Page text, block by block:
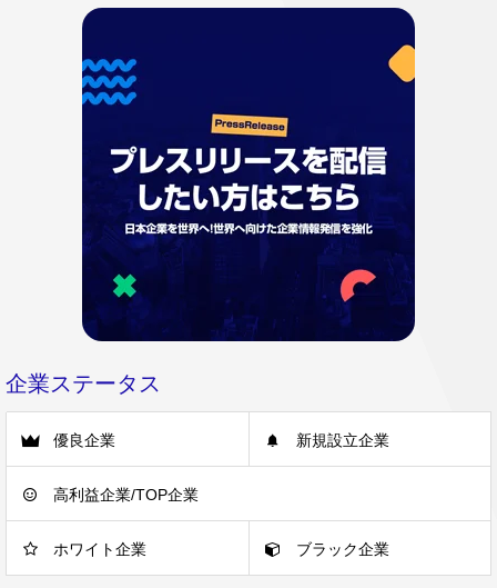
企業ステータス
優良企業 新規設立企業
高利益企業/TOP企業
ホワイト企業 ブラック企業